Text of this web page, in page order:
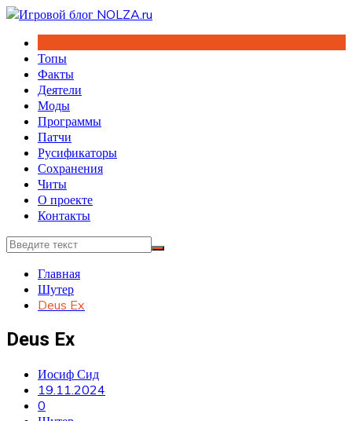
Перейти
содержимому
Топы
Факты
Деятели
Моды
Программы
Патчи
Русификаторы
Сохранения
Читы
О проекте
Контакты
Главная
Шутер
Deus Ex
Deus Ex
Иосиф Сид
19.11.2024
0